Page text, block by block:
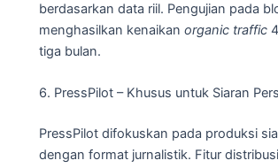
berdasarkan data riil. Pengujian pada
menghasilkan kenaikan organic traffic
tiga bulan.
6. PressPilot – Khusus untuk Siaran
PressPilot difokuskan pada produksi
dengan format jurnalistik. Fitur